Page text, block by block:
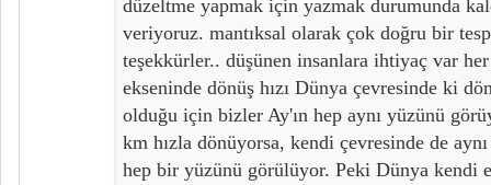
düzeltme yapmak için yazmak durumunda
veriyoruz. mantıksal olarak çok doğru bir
teşekkürler.. düşünen insanlara ihtiyaç var
ekseninde dönüş hızı Dünya çevresinde ki
olduğu için bizler Ay'ın hep aynı yüzünü
km hızla dönüyorsa, kendi çevresinde de
hep bir yüzünü görülüyor. Peki Dünya kendi